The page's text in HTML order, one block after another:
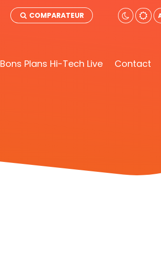
COMPARATEUR
Bons Plans Hi-Tech Live Contact